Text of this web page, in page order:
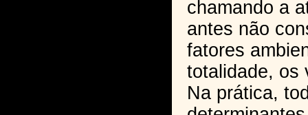
chamando a
antes não
fatores
totalidade, os
Na prática,